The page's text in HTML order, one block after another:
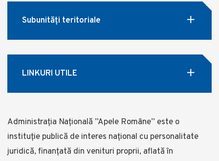
Subunități teritoriale
LINKURI UTILE
Administrația Națională ”Apele Române” este o
instituție publică de interes național cu personalitate
juridică, finanţată din venituri proprii, aflată în